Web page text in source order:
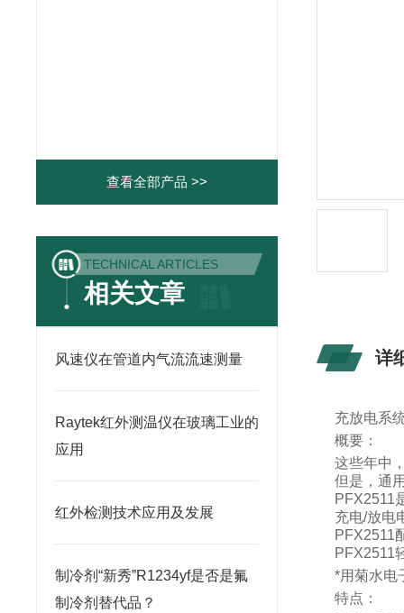
查看全部产品 >>
TECHNICAL ARTICLES
相关文章
风速仪在管道内气流流速测量
Raytek红外测温仪在玻璃工业的
应用
红外检测技术应用及发展
制冷剂“新秀”R1234yf是否是氟
制冷剂替代品？
详
充放电系
概要：
这些年中
但是，通
PFX2511
充电/放电
PFX2511
PFX2511
*用菊水电
特点：